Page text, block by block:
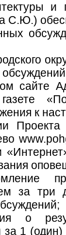
и
С.Ю.)
сайте
к
за три
о
1